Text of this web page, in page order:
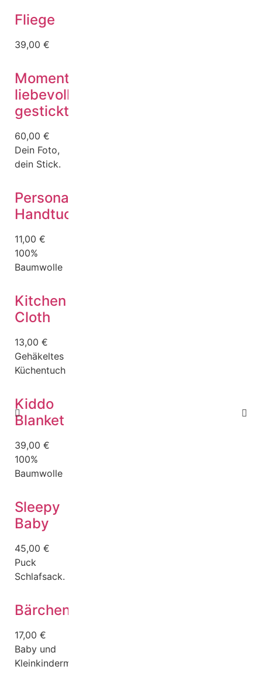
Fliege
39,00 €
Momente,
liebevoll
gestickt
60,00 €
Dein Foto,
dein Stick.
Personalisiertes
Handtuch
11,00 €
100%
Baumwolle
Kitchen
Cloth
13,00 €
Gehäkeltes
Küchentuch
Kiddo
Blanket
39,00 €
100%
Baumwolle
Sleepy
Baby
45,00 €
Puck
Schlafsack.
Bärchen
17,00 €
Baby und
Kleinkindermütze